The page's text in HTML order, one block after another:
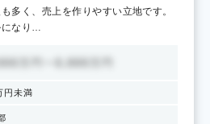
多く、売上を作りやすい立地です。
なり…
円未満